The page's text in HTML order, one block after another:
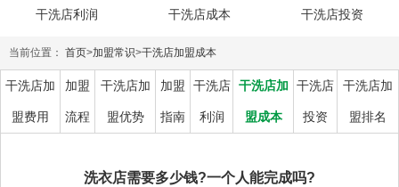
干洗店利润 干洗店成本 干洗店投资
当前位置： 首页>加盟常识>干洗店加盟成本
干洗店加
盟费用
加盟
流程
干洗店加
盟优势
加盟
指南
干洗店
利润
干洗店加
盟成本
干洗店
投资
干洗店加
盟排名
洗衣店需要多少钱?一个人能完成吗?